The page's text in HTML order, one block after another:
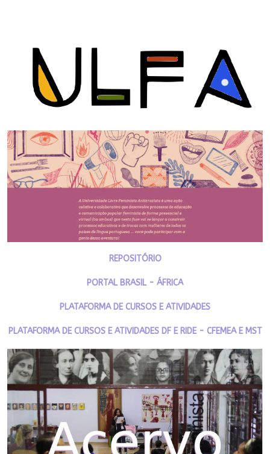
REPOSITÓRIO
PORTAL BRASIL - ÁFRICA
PLATAFORMA DE CURSOS E ATIVIDADES
PLATAFORMA DE CURSOS E ATIVIDADES DF E RIDE - CFEMEA E MST